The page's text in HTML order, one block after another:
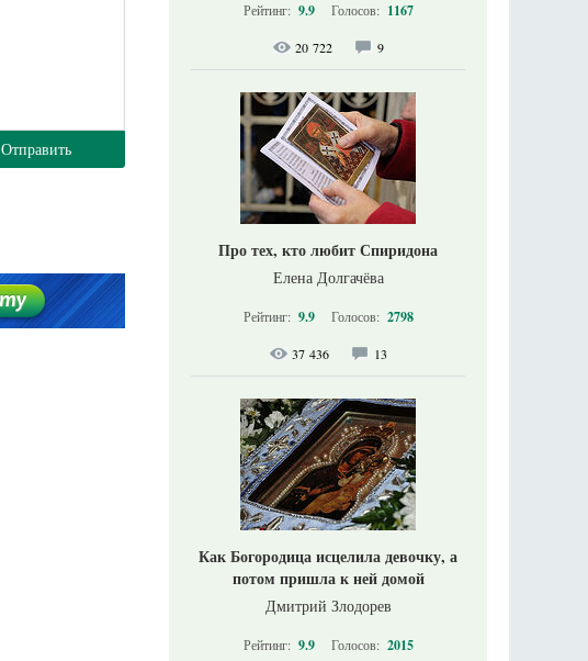
Отправить
Рейтинг: 9.9 Голосов: 1167
20 722 9
Про тех, кто любит Спиридона
Елена Долгачёва
Рейтинг: 9.9 Голосов: 2798
37 436 13
Как Богородица исцелила девочку, а
потом пришла к ней домой
Дмитрий Злодорев
Рейтинг: 9.9 Голосов: 2015